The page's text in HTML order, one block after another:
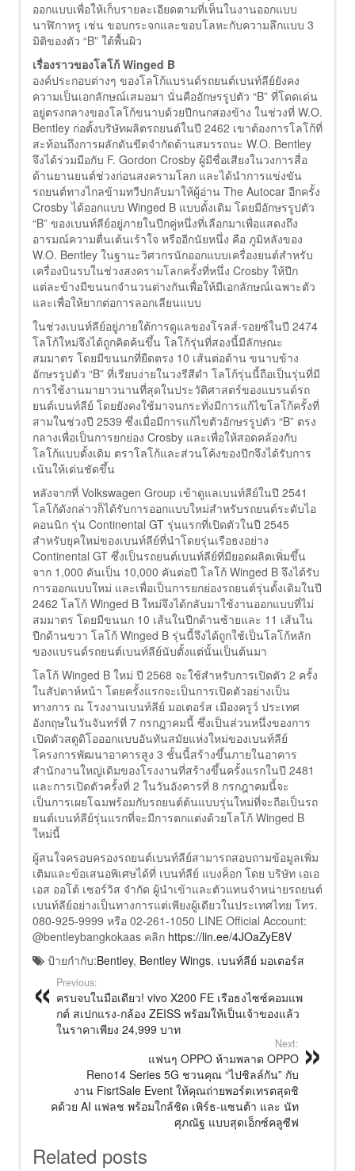
ออกแบบเพื่อให้เก็บรายละเอียดตามที่เห็นในงานออกแบบ
นาฬิกาหรู เช่น ขอบกระจกและขอบโลหะกับความลึกแบบ 3
มิติของตัว “B” ใต้พื้นผิว
เรื่องราวของโลโก้ Winged B
องค์ประกอบต่างๆ ของโลโก้แบรนด์รถยนต์เบนท์ลีย์ยังคง
ความเป็นเอกลักษณ์เสมอมา นั่นคืออักษรรูปตัว “B” ที่โดดเด่น
อยู่ตรงกลางของโลโก้ขนาบด้วยปีกนกสองข้าง ในช่วงที่ W.O.
Bentley ก่อตั้งบริษัทผลิตรถยนต์ในปี 2462 เขาต้องการโลโก้ที่
สะท้อนถึงการผลักดันขีดจำกัดด้านสมรรถนะ W.O. Bentley
จึงได้ร่วมมือกับ F. Gordon Crosby ผู้มีชื่อเสียงในวงการสื่อ
ด้านยานยนต์ช่วงก่อนสงครามโลก และได้นำการแข่งขัน
รถยนต์ทางไกลข้ามทวีปกลับมาให้ผู้อ่าน The Autocar อีกครั้ง
Crosby ได้ออกแบบ Winged B แบบดั้งเดิม โดยมีอักษรรูปตัว
“B” ของเบนท์ลีย์อยู่ภายในปีกคู่หนึ่งที่เลือกมาเพื่อแสดงถึง
อารมณ์ความตื่นเต้นเร้าใจ หรืออีกนัยหนึ่ง คือ ภูมิหลังของ
W.O. Bentley ในฐานะวิศวกรนักออกแบบเครื่องยนต์สำหรับ
เครื่องบินรบในช่วงสงครามโลกครั้งที่หนึ่ง Crosby ให้ปีก
แต่ละข้างมีขนนกจำนวนต่างกันเพื่อให้มีเอกลักษณ์เฉพาะตัว
และเพื่อให้ยากต่อการลอกเลียนแบบ
ในช่วงเบนท์ลีย์อยู่ภายใต้การดูแลของโรลส์-รอยซ์ในปี 2474
โลโก้ใหม่จึงได้ถูกคิดค้นขึ้น โลโก้รุ่นที่สองนี้มีลักษณะ
สมมาตร โดยมีขนนกที่ยืดตรง 10 เส้นต่อด้าน ขนาบข้าง
อักษรรูปตัว “B” ที่เรียบง่ายในวงรีสีดำ โลโก้รุ่นนี้ถือเป็นรุ่นที่มี
การใช้งานมายาวนานที่สุดในประวัติศาสตร์ของแบรนด์รถ
ยนต์เบนท์ลีย์ โดยยังคงใช้มาจนกระทั่งมีการแก้ไขโลโก้ครั้งที่
สามในช่วงปี 2539 ซึ่งเมื่อมีการแก้ไขตัวอักษรรูปตัว “B” ตรง
กลางเพื่อเป็นการยกย่อง Crosby และเพื่อให้สอดคล้องกับ
โลโก้แบบดั้งเดิม ตราโลโก้และส่วนโค้งของปีกจึงได้รับการ
เน้นให้เด่นชัดขึ้น
หลังจากที่ Volkswagen Group เข้าดูแลเบนท์ลีย์ในปี 2541
โลโก้ดังกล่าวก็ได้รับการออกแบบใหม่สำหรับรถยนต์ระดับไอ
คอนนิก รุ่น Continental GT รุ่นแรกที่เปิดตัวในปี 2545
สำหรับยุคใหม่ของเบนท์ลีย์ที่นำโดยรุ่นเรือธงอย่าง
Continental GT ซึ่งเป็นรถยนต์เบนท์ลีย์ที่มียอดผลิตเพิ่มขึ้น
จาก 1,000 คันเป็น 10,000 คันต่อปี โลโก้ Winged B จึงได้รับ
การออกแบบใหม่ และเพื่อเป็นการยกย่องรถยนต์รุ่นดั้งเดิมในปี
2462 โลโก้ Winged B ใหม่จึงได้กลับมาใช้งานออกแบบที่ไม่
สมมาตร โดยมีขนนก 10 เส้นในปีกด้านซ้ายและ 11 เส้นใน
ปีกด้านขวา โลโก้ Winged B รุ่นนี้จึงได้ถูกใช้เป็นโลโก้หลัก
ของแบรนด์รถยนต์เบนท์ลีย์นับตั้งแต่นั้นเป็นต้นมา
โลโก้ Winged B ใหม่ ปี 2568 จะใช้สำหรับการเปิดตัว 2 ครั้ง
ในสัปดาห์หน้า โดยครั้งแรกจะเป็นการเปิดตัวอย่างเป็น
ทางการ ณ โรงงานเบนท์ลีย์ มอเตอร์ส เมืองครูว์ ประเทศ
อังกฤษในวันจันทร์ที่ 7 กรกฎาคมนี้ ซึ่งเป็นส่วนหนึ่งของการ
เปิดตัวสตูดิโอออกแบบอันทันสมัยแห่งใหม่ของเบนท์ลีย์
โครงการพัฒนาอาคารสูง 3 ชั้นนี้สร้างขึ้นภายในอาคาร
สำนักงานใหญ่เดิมของโรงงานที่สร้างขึ้นครั้งแรกในปี 2481
และการเปิดตัวครั้งที่ 2 ในวันอังคารที่ 8 กรกฎาคมนี้จะ
เป็นการเผยโฉมพร้อมกับรถยนต์ต้นแบบรุ่นใหม่ที่จะถือเป็นรถ
ยนต์เบนท์ลีย์รุ่นแรกที่จะมีการตกแต่งด้วยโลโก้ Winged B
ใหม่นี้
ผู้สนใจครอบครองรถยนต์เบนท์ลีย์สามารถสอบถามข้อมูลเพิ่ม
เติมและข้อเสนอพิเศษได้ที่ เบนท์ลีย์ แบงค็อก โดย บริษัท เอเอ
เอส ออโต้ เซอร์วิส จำกัด ผู้นำเข้าและตัวแทนจำหน่ายรถยนต์
เบนท์ลีย์อย่างเป็นทางการแต่เพียงผู้เดียวในประเทศไทย โทร.
080-925-9999 หรือ 02-261-1050 LINE Official Account:
@bentleybangkokaas คลิก https://lin.ee/4JOaZyE8V
ป้ายกำกับ:Bentley, Bentley Wings, เบนท์ลีย์ มอเตอร์ส
Previous:
ครบจบในมือเดียว! vivo X200 FE เรือธงไซซ์คอมแพ
กต์ สเปกแรง-กล้อง ZEISS พร้อมให้เป็นเจ้าของแล้ว
ในราคาเพียง 24,999 บาท
Next:
แฟนๆ OPPO ห้ามพลาด OPPO
Reno14 Series 5G ชวนคุณ “ไปชิลล์กัน” กับ
งาน FisrtSale Event ให้คุณถ่ายพอร์ตเทรตสุดชิ
คด้วย AI แฟลช พร้อมใกล้ชิด เพิร์ธ-แซนต้า และ นัท
ศุภณัฐ แบบสุดเอ็กซ์คลูซีฟ
Related posts